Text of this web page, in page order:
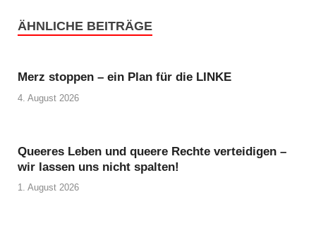
ÄHNLICHE BEITRÄGE
Merz stoppen – ein Plan für die LINKE
4. August 2026
Queeres Leben und queere Rechte verteidigen –
wir lassen uns nicht spalten!
1. August 2026